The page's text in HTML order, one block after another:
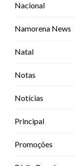
Nacional
Namorena News
Natal
Notas
Notícias
Principal
Promoções